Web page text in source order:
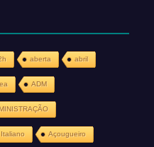
aberta abril
ADM
Açougueiro